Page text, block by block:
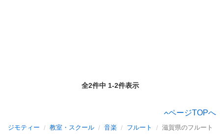
全2件中 1-2件表示
ページTOPへ
ジモティー 教室・スクール 音楽 フルート 滋賀県のフルート